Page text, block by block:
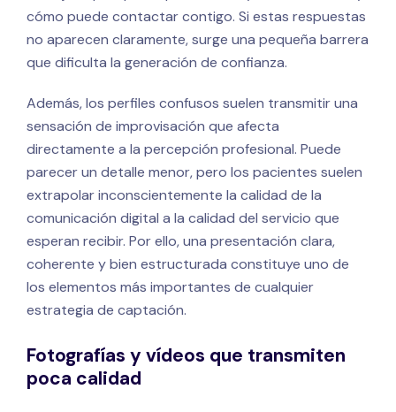
cómo puede contactar contigo. Si estas respuestas
no aparecen claramente, surge una pequeña barrera
que dificulta la generación de confianza.
Además, los perfiles confusos suelen transmitir una
sensación de improvisación que afecta
directamente a la percepción profesional. Puede
parecer un detalle menor, pero los pacientes suelen
extrapolar inconscientemente la calidad de la
comunicación digital a la calidad del servicio que
esperan recibir. Por ello, una presentación clara,
coherente y bien estructurada constituye uno de
los elementos más importantes de cualquier
estrategia de captación.
Fotografías y vídeos que transmiten
poca calidad